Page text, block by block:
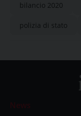
bilancio 2020
polizia di stato
News